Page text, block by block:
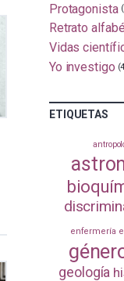
Protagonista
Retrato
Vidas
Yo investigo
ETIQUETAS
enfermería
geología